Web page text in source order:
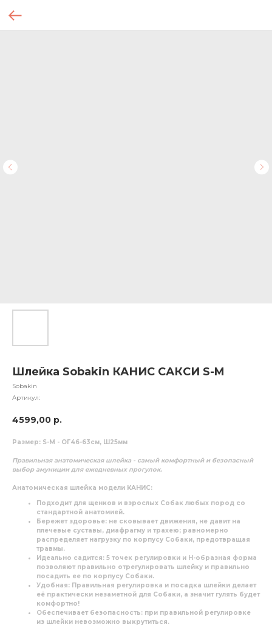
Шлейка Sobakin КАНИС САКСИ S-M
Sobakin
Артикул:
4599,00 р.
Размер: S-M - ОГ46-63см, Ш25мм
Правильная анатомическая шлейка - самый комфортный и безопасный
выбор амуниции для ежедневных прогулок.
Анатомическая шлейка модели КАНИС:
Подходит для щенков и взрослых Собак любых пород со
стандартной анатомией.
Бережет здоровье: не сковывает движения, не давит на
плечевые суставы, диафрагму и трахею; равномерно
распределяет нагрузку по корпусу Собаки, предотвращая
травмы.
Идеально садится: 5 точек регулировки и H-образная форма
позволяют правильно отрегулировать шлейку и правильно
посадить ее по корпусу Собаки.
Удобная: Правильная регулировка и посадка шлейки делает
её практически незаметной для Собаки, а значит гулять будет
комфортно!
Обеспечивает безопасность: при правильной регулировке
из шлейки невозможно выкрутиться.